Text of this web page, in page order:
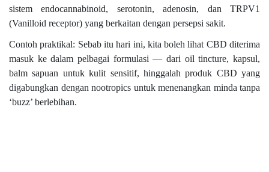
sistem endocannabinoid, serotonin, adenosin, dan TRPV1
(Vanilloid receptor) yang berkaitan dengan persepsi sakit.
Contoh praktikal: Sebab itu hari ini, kita boleh lihat CBD diterima
masuk ke dalam pelbagai formulasi — dari oil tincture, kapsul,
balm sapuan untuk kulit sensitif, hinggalah produk CBD yang
digabungkan dengan nootropics untuk menenangkan minda tanpa
‘buzz’ berlebihan.